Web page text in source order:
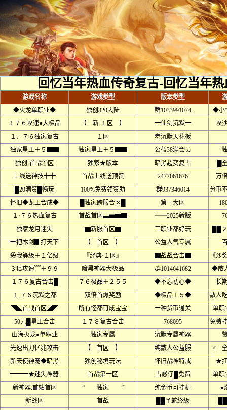
回忆当年热血传奇复古-回忆当年
游戏名称 游戏类型 版本类型
◆火龙单职业◆
独创320大陆 群1033991074
◆小
１７６攻速●大极品
【 新·１区 】 ━仙剑沉默━
攻
１．７６独家复古
１区
老沉默天花板
独家星王＋５▇▇
独家星王＋５▇▇ 公益38满会员
独创·首战①区
独家★版本 暗黑超变复古
█
上线送神技╋╋
首战上线送顶赞 2477061676
万
█20满赞█畅玩
100%免费领赞助 群937346014
分币
怀旧◆龙王合成◆
█独家跨服合区█ 第一大区
１·７６热血复古
首战首区▃▅▆▇ ━━2025新版
独家龙月迷失
▆新服首区▆ 三职业都好玩
██
一把木剑▊打天下
【 首区 】 公益人气专属
殺我等级＋１亿级
『经典·１区』 ▇战战合击▇
《沙
３倍攻速﹌＋９９
暗黑神器大极品 群1014641682
◆散
１７６复古合击█
７６极品＋２５５ ◆不忘初心◆
长
１.７６沉默之都
双倍首爆奖励 ◆极品＋５◆
散人
◥◣首战首区◢◤
所有怪都可成宝宝 一种货币通关
单职
50元█星王合击
１７８复古合击 768095
免费
山海火龙●单职业
独家专属 沉默专属神器
光速出刀亿兆攻击
【 首区 】 纯散人公益服
≤
新天使神宠◆暗黑
独创秘境玩法 怀旧战神特戒
★
━━━★迷失神器
首战第一区 古惑仔█免费
单职
新神器.首站首区
“ 独家 ” 纯金币可挂机
●
新战区
首战 ██圣蛇终级